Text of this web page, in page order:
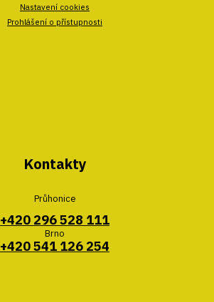
Nastavení cookies
Prohlášení o přístupnosti
Kontakty
Průhonice
+420 296 528 111
Brno
+420 541 126 254